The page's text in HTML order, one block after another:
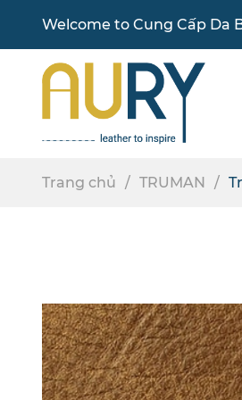
Welcome to Cung Cấp Da
Trang chủ TRUMAN